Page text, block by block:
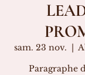
sam. 23 nov.
  |
Paragraphe